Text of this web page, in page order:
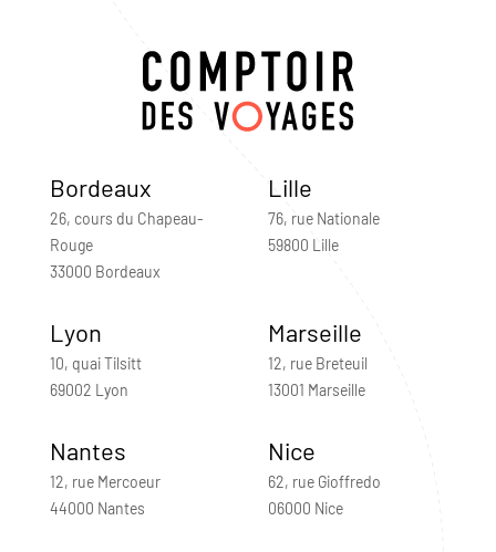
Bordeaux
26, cours du Chapeau-
Rouge
33000 Bordeaux
Lille
76, rue Nationale
59800 Lille
Lyon
10, quai Tilsitt
69002 Lyon
Marseille
12, rue Breteuil
13001 Marseille
Nantes
12, rue Mercoeur
44000 Nantes
Nice
62, rue Gioffredo
06000 Nice